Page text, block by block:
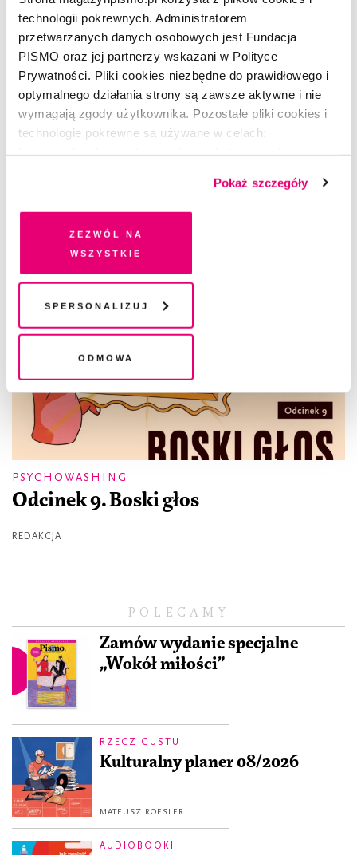
technologii pokrewnych. Administratorem
przetwarzanych danych osobowych jest Fundacja
PISMO oraz jej partnerzy wskazani w Polityce
Prywatności. Pliki cookies niezbędne do prawidłowego i
optymalnego działania strony są zawsze aktywne i nie
wymagają zgody użytkownika. Pozostałe pliki cookies i
technologie pokrewne są używane w celach:
dobrowolną zgodę na pliki cookies i technologie
pokrewne, zgadzasz się na przechowywanie informacji
na Twoim urządzeniu końcowym lub dostęp do niego i
przetwarzanie danych. Zgodę na wszystkie lub niektóre
chwili wycofać lub ponowić w zakładce "Ustawienia
plików cookie". Wycofanie zgody nie wpływa na
legalność przetwarzania danych przed jej wycofaniem
Pokaż szczegóły
Zezwól na
wszystkie
Spersonalizuj
Odmowa
POLECAMY
Zamów wydanie specjalne
„Wokół miłości”
RZECZ GUSTU
Kulturalny planer 08/2026
MATEUSZ ROESLER
AUDIOBOOKI
PSYCHOWASHING
Odcinek 10. Mroczne lustro
REDAKCJA
PSYCHOWASHING
Odcinek 9. Boski głos
REDAKCJA